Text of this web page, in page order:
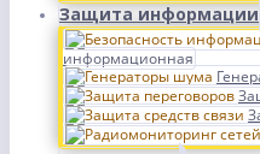
Защита информации
информационная